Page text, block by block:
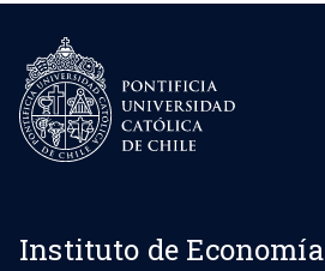
Instituto de Economía